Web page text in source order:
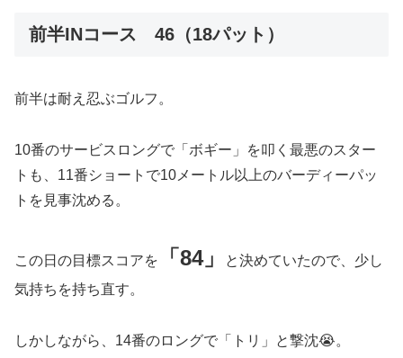
前半INコース 46（18パット）
前半は耐え忍ぶゴルフ。
10番のサービスロングで「ボギー」を叩く最悪のスター
トも、11番ショートで10メートル以上のバーディーパッ
トを見事沈める。
この日の目標スコアを 「84」
と決めていたので、少し
気持ちを持ち直す。
しかしながら、14番のロングで「トリ」と撃沈😭。